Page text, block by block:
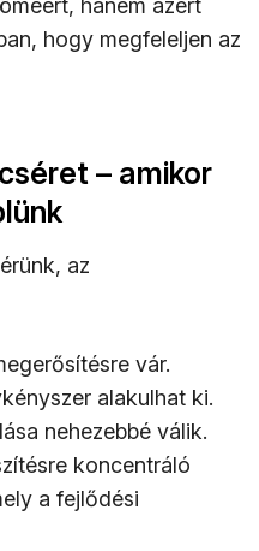
hanem azért
hogy megfeleljen az
– amikor
az
vár.
alakulhat ki.
nehezebbé válik.
koncentráló
a fejlődési